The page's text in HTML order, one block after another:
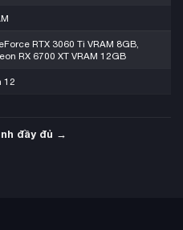
RTX 3060 Ti VRAM 8GB,
RX 6700 XT VRAM 12GB
12
đầy đủ →